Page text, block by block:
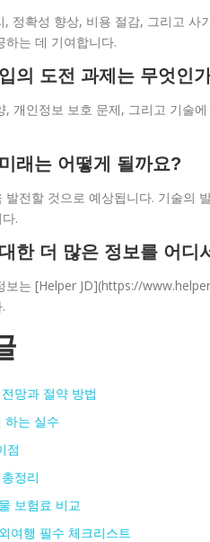
정확성 향상, 비용 절감, 그리고 사
는 데 기여합니다.
의 도전 과제는 무엇인
개인정보 보호 문제, 그리고 기술
래는 어떻게 될까요?
전할 것으로 예상됩니다. 기술의
.
한 더 많은 정보를 어디
보는 [Helper JD](https://
망과 절약 방법
하는 실수
점
정리
보험료 비교
여행 필수 체크리스트